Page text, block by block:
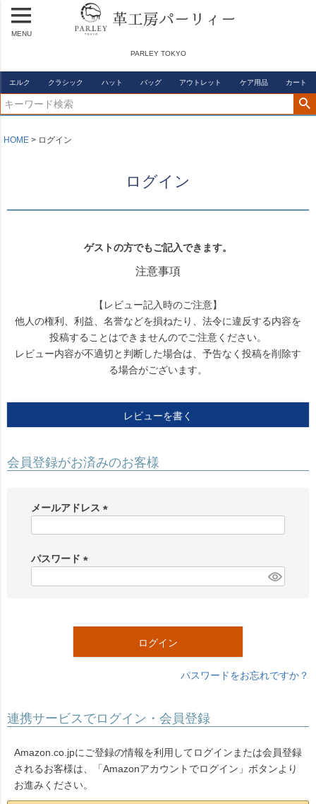
PARLEY TOKYO
MENU
エルク クラシック ハット バッグ アウトレット ケア用品 カート
HOME ログイン
ログイン
ゲストの方でもご記入できます。
注意事項
【レビュー記入時のご注意】
他人の権利、利益、名誉などを損ねたり、法令に違反する内容を
投稿することはできませんのでご注意ください。
レビュー内容が不適切と判断した場合は、予告なく投稿を削除す
る場合がございます。
レビューを書く
会員登録がお済みのお客様
メールアドレス
)
パスワード
ログイン
パスワードをお忘れですか？
連携サービスでログイン・会員登録
Amazon.co.jpにご登録の情報を利用してログインまたは会員登録
されるお客様は、「Amazonアカウントでログイン」ボタンより
お進みください。